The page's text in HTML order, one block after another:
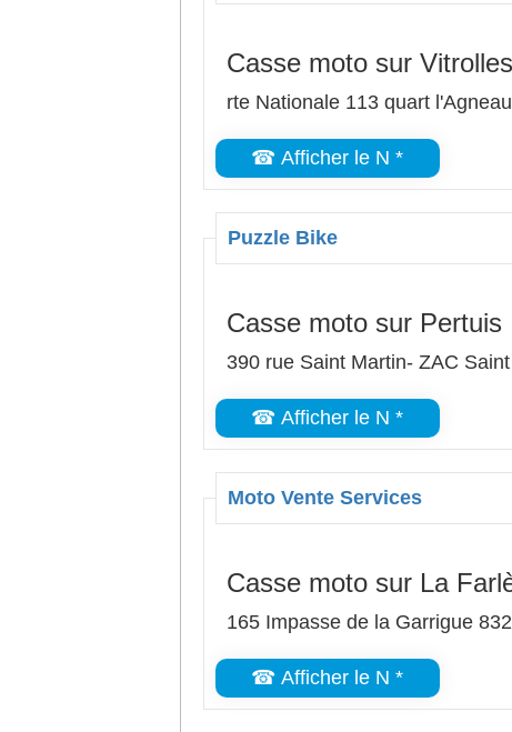
Casse moto sur Vitrolles
rte Nationale 113 quart
☎ Afficher le N *
Puzzle Bike
Casse moto sur Pertuis
390 rue Saint Martin- ZAC
☎ Afficher le N *
Moto Vente Services
Casse moto sur La
165 Impasse de la Garrigue
☎ Afficher le N *